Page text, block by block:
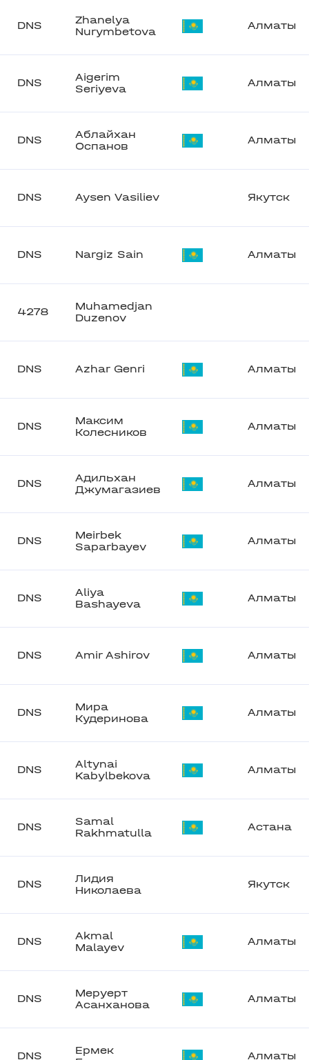
DNS
Zhanelya
Nurymbetova
Алматы
DNS
Aigerim
Seriyeva
Алматы
DNS
Аблайхан
Оспанов
Алматы
DNS Aysen Vasiliev Якутск
DNS Nargiz Sain Алматы
4278
Muhamedjan
Duzenov
DNS Azhar Genri Алматы
DNS
Максим
Колесников
Алматы
DNS
Адильхан
Джумагазиев
Алматы
DNS
Meirbek
Saparbayev
Алматы
DNS
Aliya
Bashayeva
Алматы
DNS Amir Ashirov Алматы
DNS
Мира
Кудеринова
Алматы
DNS
Altynai
Kabylbekova
Алматы
DNS
Samal
Rakhmatulla
Астана
DNS
Лидия
Николаева
Якутск
DNS
Akmal
Malayev
Алматы
DNS
Меруерт
Асанханова
Алматы
DNS
Ермек
Алматы